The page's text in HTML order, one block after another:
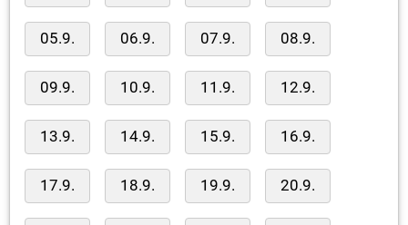
05.9. 06.9. 07.9. 08.9.
09.9. 10.9. 11.9. 12.9.
13.9. 14.9. 15.9. 16.9.
17.9. 18.9. 19.9. 20.9.